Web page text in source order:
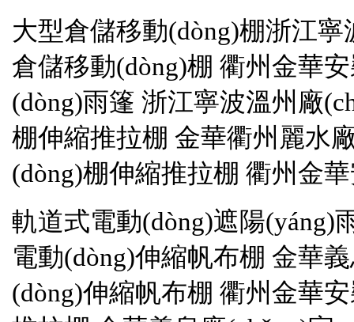
大型倉儲移動(dòng)棚浙江寧波
倉儲移動(dòng)棚 衢州金華安裝
(dòng)雨篷 浙江寧波溫州廠
棚伸縮推拉棚 金華衢州麗水廠
(dòng)棚伸縮推拉棚 衢州金
軌道式電動(dòng)遮陽(yáng)雨
電動(dòng)伸縮帆布棚 金華義烏
(dòng)伸縮帆布棚 衢州金華